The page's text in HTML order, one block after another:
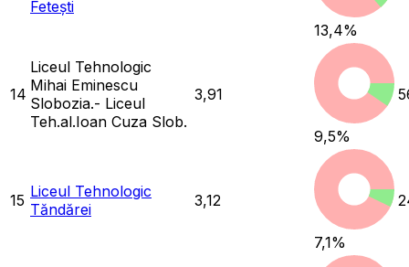
Fetești
13,4%
14
Liceul Tehnologic
Mihai Eminescu
Slobozia.- Liceul
Teh.al.Ioan Cuza Slob.
3,91
9,5%
15 Liceul Tehnologic
Tăndărei
3,12
7,1%